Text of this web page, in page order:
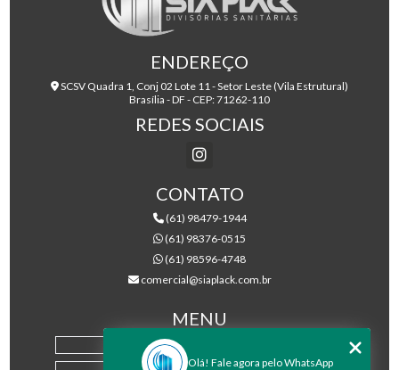
ENDEREÇO
SCSV Quadra 1, Conj 02 Lote 11 - Setor Leste (Vila Estrutural)
Brasília - DF - CEP: 71262-110
REDES SOCIAIS
CONTATO
(61) 98479-1944
(61) 98376-0515
(61) 98596-4748
comercial@siaplack.com.br
MENU
Olá! Fale agora pelo WhatsApp